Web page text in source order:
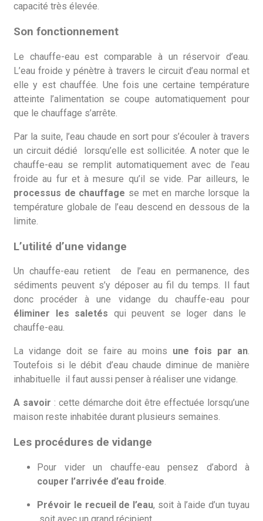
capacité très élevée.
Son fonctionnement
Le chauffe-eau est comparable à un réservoir d’eau.
L’eau froide y pénètre à travers le circuit d’eau normal et
elle y est chauffée. Une fois une certaine température
atteinte l’alimentation se coupe automatiquement pour
que le chauffage s’arrête.
Par la suite, l’eau chaude en sort pour s’écouler à travers
un circuit dédié lorsqu’elle est sollicitée. A noter que le
chauffe-eau se remplit automatiquement avec de l’eau
froide au fur et à mesure qu’il se vide. Par ailleurs, le
processus de chauffage se met en marche lorsque la
température globale de l’eau descend en dessous de la
limite.
L’utilité d’une vidange
Un chauffe-eau retient de l’eau en permanence, des
sédiments peuvent s’y déposer au fil du temps. Il faut
donc procéder à une vidange du chauffe-eau pour
éliminer les saletés qui peuvent se loger dans le
chauffe-eau.
La vidange doit se faire au moins une fois par an.
Toutefois si le débit d’eau chaude diminue de manière
inhabituelle il faut aussi penser à réaliser une vidange.
A savoir : cette démarche doit être effectuée lorsqu’une
maison reste inhabitée durant plusieurs semaines.
Les procédures de vidange
Pour vider un chauffe-eau pensez d’abord à
couper l’arrivée d’eau froide
Prévoir le recueil de l’eau, soit à l’aide d’un tuyau
soit avec un grand récipient.